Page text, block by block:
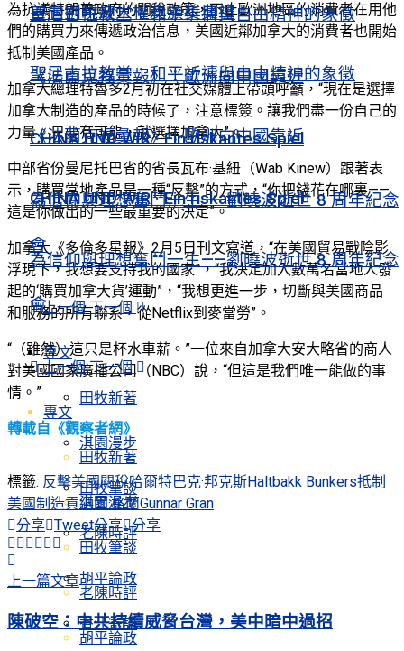
聖尼古拉教堂：和平祈禱與自由精神的象徵
《法蘭克福彙報》：歐洲向中國靠近
CHINA UND WIR · Ein riskantes Spiel
為信仰與理想奮鬥一生——劉曉波逝世 8 周年紀念
會
上一個 下一個
專文
田牧新著
淇園漫步
田牧筆談
老陳時評
胡平論政
香江寄語
首屆劉曉波人權獎頒獎典禮
聖尼古拉教堂：和平祈禱與自由精神的象徵
《法蘭克福彙報》：歐洲向中國靠近
CHINA UND WIR · Ein riskantes Spiel
為信仰與理想奮鬥一生——劉曉波逝世 8 周年紀念
會
上一個 下一個
專文
田牧新著
淇園漫步
田牧筆談
老陳時評
胡平論政
為抗議特朗普政府的關稅政策，不止歐洲地區的消費者在用他
們的購買力來傳遞政治信息，美國近鄰加拿大的消費者也開始
抵制美國產品。
加拿大總理特魯多2月初在社交媒體上帶頭呼籲，“現在是選擇
加拿大制造的產品的時候了，注意標簽。讓我們盡一份自己的
力量。只要有可能，就選擇加拿大”。
中部省份曼尼托巴省的省長瓦布·基紐（Wab Kinew）跟著表
示，購買當地產品是一種“反擊”的方式，“你把錢花在哪裏——
這是你做出的一些最重要的決定”。
加拿大《多倫多星報》2月5日刊文寫道，“在美國貿易戰陰影
浮現下，我想要支持我的國家”，“我決定加入數萬名當地人發
起的‘購買加拿大貨’運動”，“我想更進一步，切斷與美國商品
和服務的所有聯系，從Netflix到麥當勞”。
“（雖然）這只是杯水車薪。”一位來自加拿大安大略省的商人
對美國國家廣播公司（NBC）說，“但這是我們唯一能做的事
情。”
轉載自《觀察者網》
標籤: 反擊美國關稅哈爾特巴克·邦克斯Haltbakk Bunkers抵制
美國制造貢納爾·格蘭Gunnar Gran
分享 Tweet分享 分享
上一篇文章
陳破空：中共持續威脅台灣，美中暗中過招